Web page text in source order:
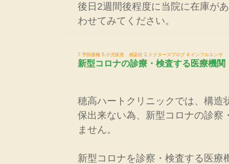
後日2週間後程度に当院に在庫が
わせてみてください。
7.予防接種 5.小児疾患 感染症 2.ドクターズブログ 4.インフルエンザ
新型コロナの診療・検査する医療機関
穂高ハートクリニックでは、構造
保出来ない為、新型コロナの診察
ません。
新型コロナを診察・検査する医療